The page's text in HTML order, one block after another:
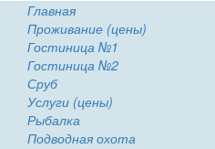
Главная
Проживание (цены)
Гостиница №1
Гостиница №2
Сруб
Услуги (цены)
Рыбалка
Подводная охота